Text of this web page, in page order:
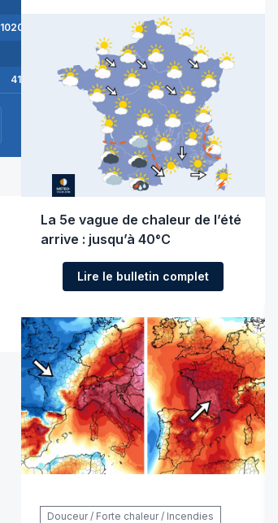
1020 hPa 1019 hPa
41% 38% 36% 34% 33
La 5e vague de chaleur de l’été
arrive : jusqu’à 40°C
Lire le bulletin complet
Douceur / Forte chaleur / Incendies